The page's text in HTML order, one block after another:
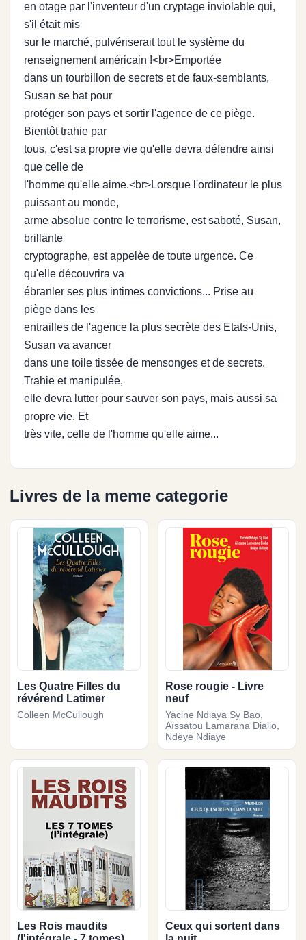
en otage par l'inventeur d'un cryptage inviolable qui,
s'il était mis
sur le marché, pulvériserait tout le système du
renseignement américain !<br>Emportée
dans un tourbillon de secrets et de faux-semblants,
Susan se bat pour
protéger son pays et sortir l'agence de ce piège.
Bientôt trahie par
tous, c'est sa propre vie qu'elle devra défendre ainsi
que celle de
l'homme qu'elle aime.<br>Lorsque l'ordinateur le plus
puissant au monde,
arme absolue contre le terrorisme, est saboté, Susan,
brillante
cryptographe, est appelée de toute urgence. Ce
qu'elle découvrira va
ébranler ses plus intimes convictions... Prise au
piège dans les
entrailles de l'agence la plus secrète des Etats-Unis,
Susan va avancer
dans une toile tissée de mensonges et de secrets.
Trahie et manipulée,
elle devra lutter pour sauver son pays, mais aussi sa
propre vie. Et
très vite, celle de l'homme qu'elle aime...
Livres de la meme categorie
Les Quatre Filles du
révérend Latimer
Colleen McCullough
Rose rougie - Livre
neuf
Yacine Ndiaya Sy Bao,
Aïssatou Lamarana Diallo,
Ndèye Ndiaye
Les Rois maudits
Ceux qui sortent dans